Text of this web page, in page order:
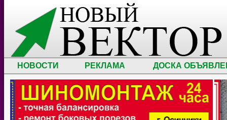
НОВОСТИ РЕКЛАМА ДОСКА